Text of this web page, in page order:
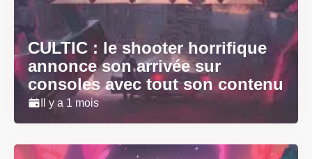
CULTIC : le shooter horrifique
annonce son arrivée sur
consoles avec tout son contenu
Il y a 1 mois